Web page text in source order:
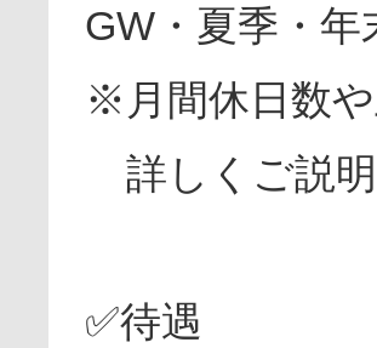
GW・夏季・
※月間休日数
詳しくご説
✅待遇